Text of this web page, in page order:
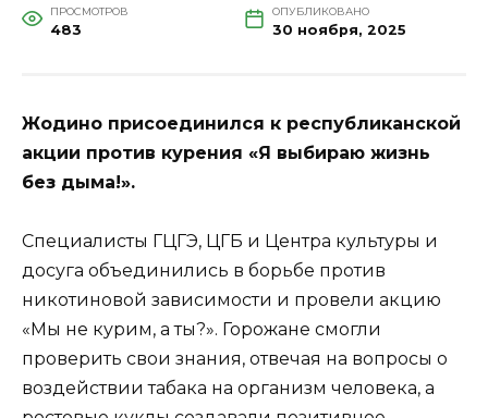
ПРОСМОТРОВ
483
ОПУБЛИКОВАНО
30 ноября, 2025
Жодино присоединился к республиканской
акции против курения «Я выбираю жизнь
без дыма!».
Специалисты ГЦГЭ, ЦГБ и Центра культуры и
досуга объединились в борьбе против
никотиновой зависимости и провели акцию
«Мы не курим, а ты?». Горожане смогли
проверить свои знания, отвечая на вопросы о
воздействии табака на организм человека, а